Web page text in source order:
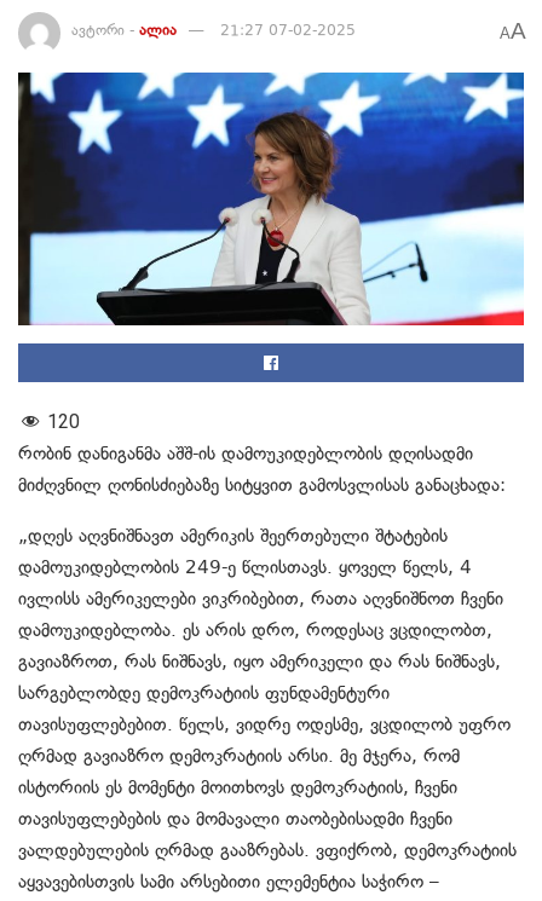
ავტორი - ალია 21:27 07-02-2025 AA
120
რობინ დანიგანმა აშშ-ის დამოუკიდებლობის დღისადმი
მიძღვნილ ღონისძიებაზე სიტყვით გამოსვლისას განაცხადა:
„დღეს აღვნიშნავთ ამერიკის შეერთებული შტატების
დამოუკიდებლობის 249-ე წლისთავს. ყოველ წელს, 4
ივლისს ამერიკელები ვიკრიბებით, რათა აღვნიშნოთ ჩვენი
დამოუკიდებლობა. ეს არის დრო, როდესაც ვცდილობთ,
გავიაზროთ, რას ნიშნავს, იყო ამერიკელი და რას ნიშნავს,
სარგებლობდე დემოკრატიის ფუნდამენტური
თავისუფლებებით. წელს, ვიდრე ოდესმე, ვცდილობ უფრო
ღრმად გავიაზრო დემოკრატიის არსი. მე მჯერა, რომ
ისტორიის ეს მომენტი მოითხოვს დემოკრატიის, ჩვენი
თავისუფლებების და მომავალი თაობებისადმი ჩვენი
ვალდებულების ღრმად გააზრებას. ვფიქრობ, დემოკრატიის
აყვავებისთვის სამი არსებითი ელემენტია საჭირო –